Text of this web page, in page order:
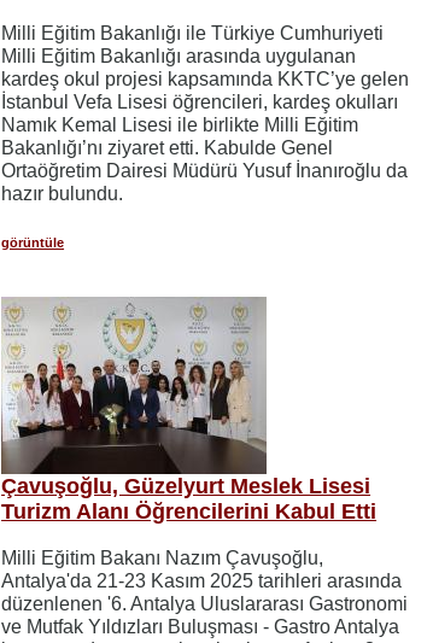
Milli Eğitim Bakanlığı ile Türkiye Cumhuriyeti
Milli Eğitim Bakanlığı arasında uygulanan
kardeş okul projesi kapsamında KKTC’ye gelen
İstanbul Vefa Lisesi öğrencileri, kardeş okulları
Namık Kemal Lisesi ile birlikte Milli Eğitim
Bakanlığı’nı ziyaret etti. Kabulde Genel
Ortaöğretim Dairesi Müdürü Yusuf İnanıroğlu da
hazır bulundu.
görüntüle
Çavuşoğlu, Güzelyurt Meslek Lisesi
Turizm Alanı Öğrencilerini Kabul Etti
Milli Eğitim Bakanı Nazım Çavuşoğlu,
Antalya'da 21-23 Kasım 2025 tarihleri arasında
düzenlenen '6. Antalya Uluslararası Gastronomi
ve Mutfak Yıldızları Buluşması - Gastro Antalya